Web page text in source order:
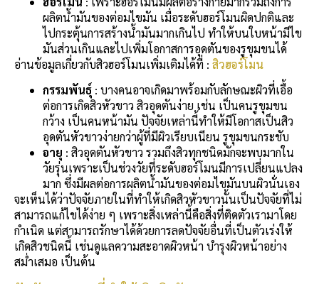
ผลิตน้ำมันของต่อมไขมัน เมื่อระดับฮอร์โมนผิดปกติและ
ไปกระตุ้นการสร้างน้ำมันมากเกินไป ทำให้บนใบหน้ามีไข
มันส่วนเกินและไปเพิ่มโอกาสการอุดตันของรูขุมขนได้
อ่านข้อมูลเกี่ยวกับสิวฮอร์โมนเพิ่มเติมได้ที่ : สิวฮอร์โมน
กรรมพันธุ์ : บางคนอาจเกิดมาพร้อมกับลักษณะผิวที่เอื้อ
ต่อการเกิดสิวหัวขาว สิวอุดตันง่าย เช่น เป็นคนรูขุมขน
กว้าง เป็นคนหน้ามัน ปัจจัยเหล่านี้ทำให้มีโอกาสเป็นสิว
อุดตันหัวขาวง่ายกว่าผู้ที่มีผิวเรียบเนียน รูขุมขนกระชับ
อายุ : สิวอุดตันหัวขาว รวมถึงสิวทุกชนิดมักจะพบมากใน
วัยรุ่นเพราะเป็นช่วงวัยที่ระดับฮอร์โมนมีการเปลี่ยนแปลง
มาก ซึ่งมีผลต่อการผลิตน้ำมันของต่อมไขมันบนผิวนั่นเอง
จะเห็นได้ว่าปัจจัยภายในที่ทำให้เกิดสิวหัวขาวนั้นเป็นปัจจัยที่ไม่
สามารถแก้ไขได้ง่าย ๆ เพราะสิ่งเหล่านี้คือสิ่งที่ติดตัวเรามาโดย
กำเนิด แต่สามารถรักษาได้ด้วยการลดปัจจัยอื่นที่เป็นตัวเร่งให้
เกิดสิวชนิดนี้ เช่นดูแลความสะอาดผิวหน้า บำรุงผิวหน้าอย่าง
สม่ำเสมอ เป็นต้น